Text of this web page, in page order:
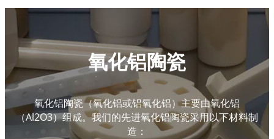
氧化铝陶瓷
氧化铝陶瓷（氧化铝或铝氧化铝）主要由氧化铝
（Al2O3）组成。我们的先进氧化铝陶瓷采用以下材料制
造：